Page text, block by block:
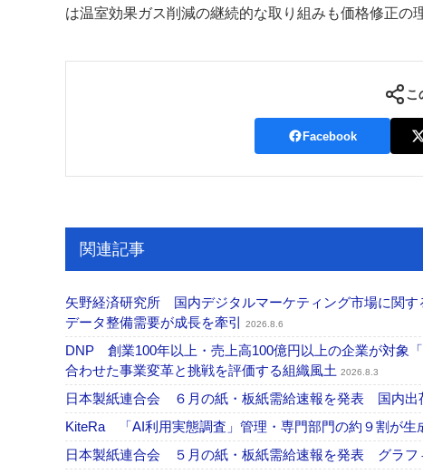
案内
購読・購入申し込み サイトポリシー
は温室効果ガス削減の継続的な取り組みも価格修正の
こ
Facebook
関連記事
矢野経済研究所 国内デジタルマーケティング市場に関
データ整備需要が成長を牽引
2026.8.6
DNP 創業100年以上・売上高100億円以上の企業が対象
合わせた事業変革と挑戦を評価する組織風土 2026.8.3
日本製紙連合会 ６月の紙・板紙需給速報を発表 国内出
KiteRa 「AI利用実態調査」管理・専門部門の約９割が
日本製紙連合会 ５月の紙・板紙需給速報を発表 グラフ